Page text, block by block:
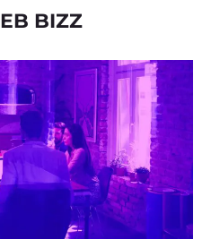
BIZZ